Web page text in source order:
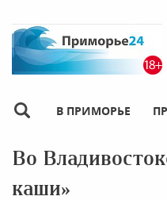
В ПРИМОРЬЕ
Во
каши»